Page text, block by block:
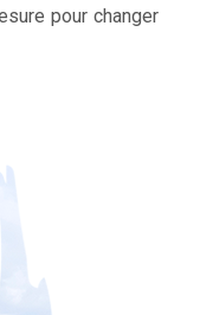
pour changer